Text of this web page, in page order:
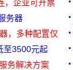
，企业可开票
务器
，多种配置仅
至3500元起
务解决方案